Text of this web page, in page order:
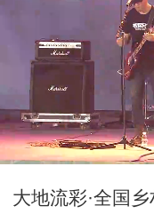
大地流彩·全国